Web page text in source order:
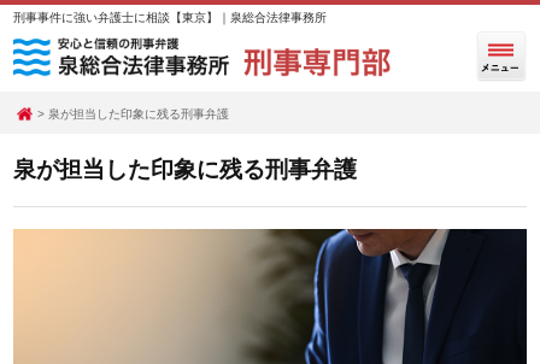
刑事事件に強い弁護士に相談【東京】｜泉総合法律事務所
泉が担当した印象に残る刑事弁護
泉が担当した印象に残る刑事弁護